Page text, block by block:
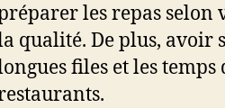
les repas
qualité. De plus, avoir
files et les